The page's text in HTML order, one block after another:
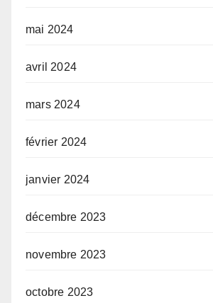
mai 2024
avril 2024
mars 2024
février 2024
janvier 2024
décembre 2023
novembre 2023
octobre 2023